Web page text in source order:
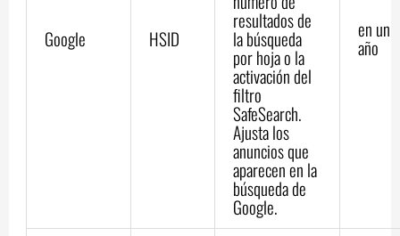
Google HSID
resultados de
la búsqueda
por hoja o la
activación del
filtro
SafeSearch.
Ajusta los
anuncios que
aparecen en la
búsqueda de
Google.
en un
año